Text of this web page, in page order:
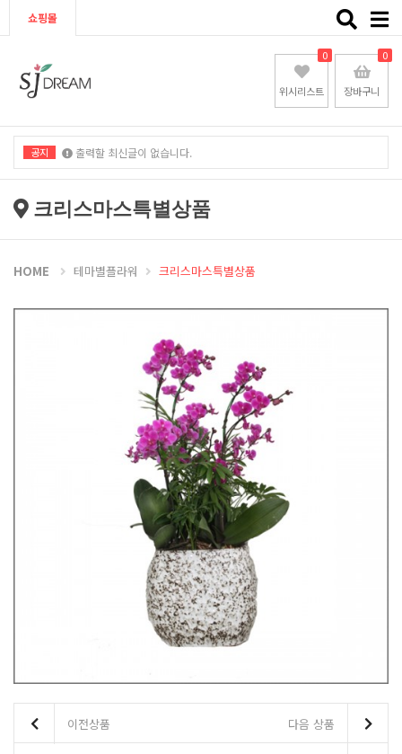
쇼핑몰
Toggle
위시리스트
0
장바구니
0
공지 출력할 최신글이 없습니다.
출력할 최신글이 없습니다.
크리스마스특별상품
HOME 테마별플라워 크리스마스특별상품
이전상품 다음 상품